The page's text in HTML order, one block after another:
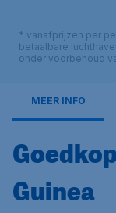
* vanafprijzen per
betaalbare
onder voorbehoud
MEER INFO
Guinea